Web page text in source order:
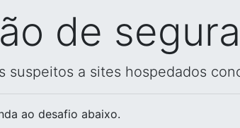
de
suspeitos a sites hospedados
ao desafio abaixo.